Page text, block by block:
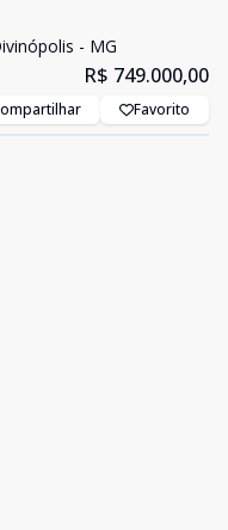
- MG
R$ 749.000,00
Favorito